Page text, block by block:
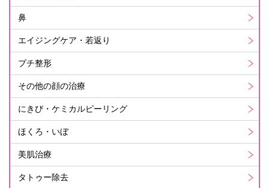
鼻
エイジングケア・若返り
プチ整形
その他の顔の治療
にきび・ケミカルピーリング
ほくろ・いぼ
美肌治療
タトゥー除去